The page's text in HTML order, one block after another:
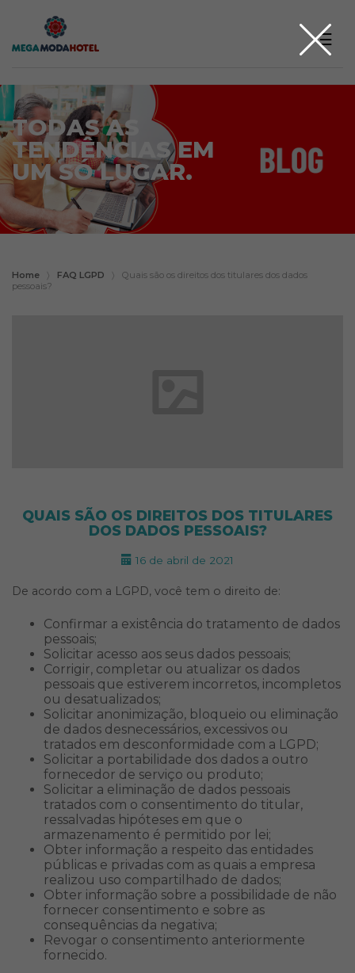
☰
TODAS AS
TENDÊNCIAS EM
UM SÓ LUGAR.
Home 〉 FAQ LGPD 〉 Quais são os direitos dos titulares dos dados
pessoais?
QUAIS SÃO OS DIREITOS DOS TITULARES
DOS DADOS PESSOAIS?
16 de abril de 2021
De acordo com a LGPD, você tem o direito de:
Confirmar a existência do tratamento de dados
pessoais;
Solicitar acesso aos seus dados pessoais;
Corrigir, completar ou atualizar os dados
pessoais que estiverem incorretos, incompletos
ou desatualizados;
Solicitar anonimização, bloqueio ou eliminação
de dados desnecessários, excessivos ou
tratados em desconformidade com a LGPD;
Solicitar a portabilidade dos dados a outro
fornecedor de serviço ou produto;
Solicitar a eliminação de dados pessoais
tratados com o consentimento do titular,
ressalvadas hipóteses em que o
armazenamento é permitido por lei;
Obter informação a respeito das entidades
públicas e privadas com as quais a empresa
realizou uso compartilhado de dados;
Obter informação sobre a possibilidade de não
fornecer consentimento e sobre as
consequências da negativa;
Revogar o consentimento anteriormente
fornecido.